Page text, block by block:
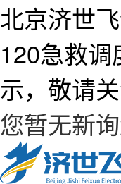
北京济世
120急救
示，敬请关
您暂无新询